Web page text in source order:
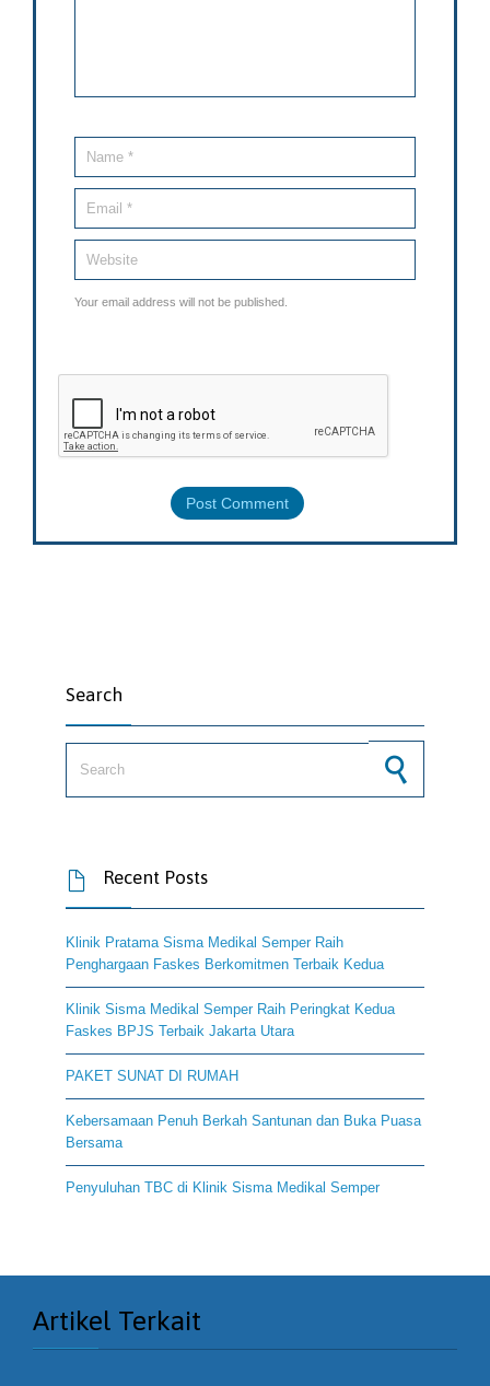
Your email address will not be published.
Search
 Recent Posts
Klinik Pratama Sisma Medikal Semper Raih
Penghargaan Faskes Berkomitmen Terbaik Kedua
Klinik Sisma Medikal Semper Raih Peringkat Kedua
Faskes BPJS Terbaik Jakarta Utara
PAKET SUNAT DI RUMAH
Kebersamaan Penuh Berkah Santunan dan Buka Puasa
Bersama
Penyuluhan TBC di Klinik Sisma Medikal Semper
Artikel Terkait